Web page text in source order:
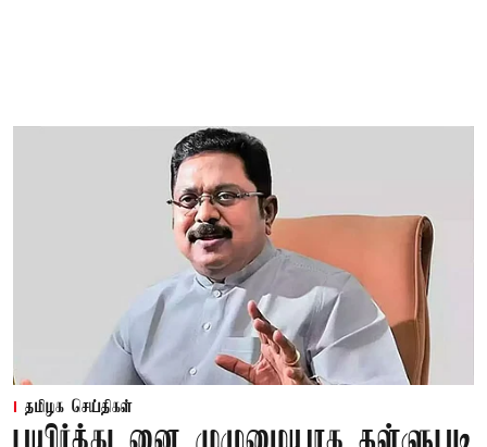
தமிழக செய்திகள்